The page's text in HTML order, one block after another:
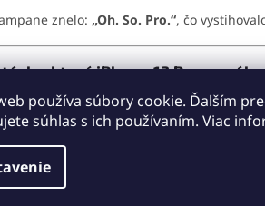
používa súbory cookie. Ďalším
súhlas s ich používaním. Viac
znelo: „Oh. So. Pro.“, čo
ktoré iPhone 13 Pro ponúka
Mode:Filmové zábery s
Displej:Adaptívna obnovovacia
Pokročilá technológia pre
5G pripojenie:
MagSafe:
Magnetické